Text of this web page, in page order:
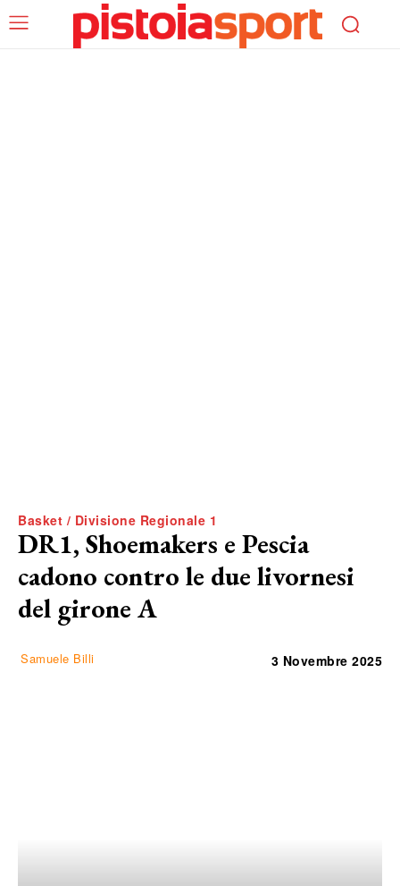
Basket / Divisione Regionale 1
DR1, Shoemakers e Pescia
cadono contro le due livornesi
del girone A
Samuele Billi 3 Novembre 2025